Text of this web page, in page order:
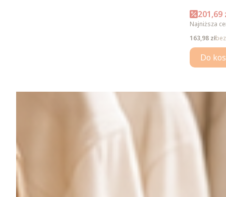
Cena
201,69
Najniższa
Cena
163,98 zł
Do